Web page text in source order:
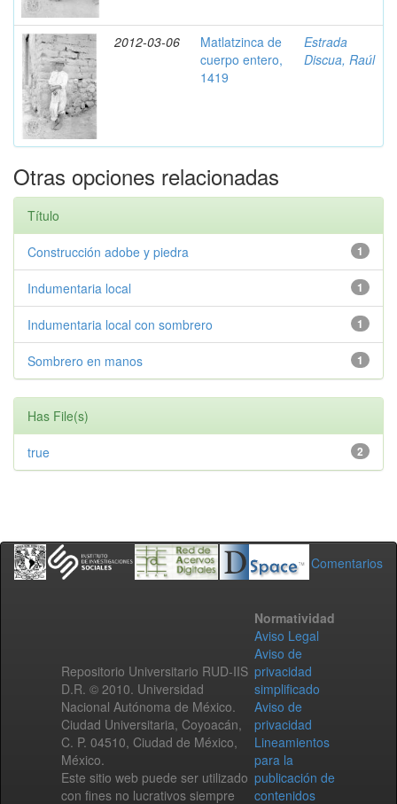
2012-03-06
Matlatzinca de
cuerpo entero,
1419
Estrada
Discua, Raúl
Otras opciones relacionadas
Título
1
Construcción adobe y piedra
1
Indumentaria local
1
Indumentaria local con sombrero
1
Sombrero en manos
Has File(s)
2
true
Comentarios
Repositorio Universitario RUD-IIS
D.R. © 2010. Universidad
Nacional Autónoma de México.
Ciudad Universitaria, Coyoacán,
C. P. 04510, Ciudad de México,
México.
Este sitio web puede ser utilizado
con fines no lucrativos siempre
Normatividad
Aviso Legal
Aviso de
privacidad
simplificado
Aviso de
privacidad
Lineamientos
para la
publicación de
contenidos